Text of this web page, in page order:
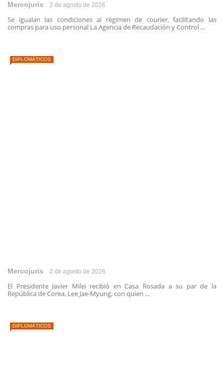
Mercojuris 2 de agosto de 2026
Se igualan las condiciones al régimen de courier, facilitando las
compras para uso personal La Agencia de Recaudación y Control ...
DIPLOMÁTICOS
Mercojuris 2 de agosto de 2026
El Presidente Javier Milei recibió en Casa Rosada a su par de la
República de Corea, Lee Jae-Myung, con quien ...
DIPLOMÁTICOS